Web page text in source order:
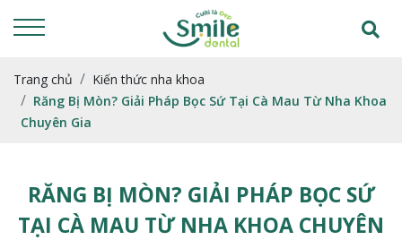
Trang chủ
Kiến thức nha khoa
Răng Bị Mòn? Giải Pháp Bọc Sứ Tại Cà Mau Từ Nha Khoa
Chuyên Gia
RĂNG BỊ MÒN? GIẢI PHÁP BỌC SỨ
TẠI CÀ MAU TỪ NHA KHOA CHUYÊN